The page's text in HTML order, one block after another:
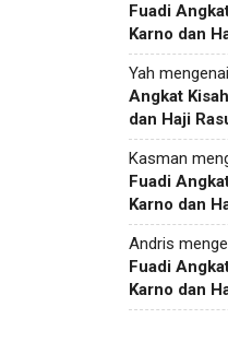
Fuadi
Karno dan
Yah mengenai
Angkat
dan Haji
Kasman
Fuadi
Karno dan
Andris
Fuadi
Karno dan